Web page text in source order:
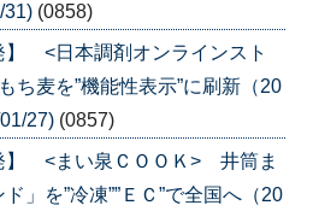
31) (0858)
<日本調剤オンラインスト
麦を”機能性表示”に刷新（20
27) (0857)
】 <まい泉ＣＯＯＫ> 井筒ま
」を”冷凍””ＥＣ”で全国へ（20